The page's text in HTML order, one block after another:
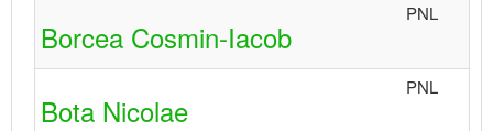
Borcea Cosmin-Iacob
PNL
Bota Nicolae
PNL